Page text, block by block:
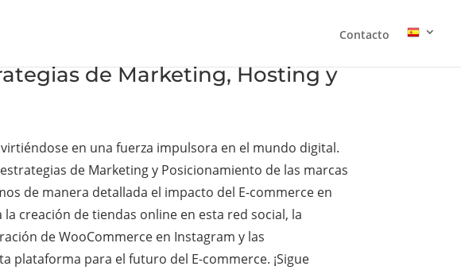
Contacto
de Marketing, Hosting y
en una fuerza impulsora en el mundo digital.
de Marketing y Posicionamiento de las marcas
de manera detallada el impacto del E-commerce en
creación de tiendas online en esta red social, la
de WooCommerce en Instagram y las
plataforma para el futuro del E-commerce. ¡Sigue